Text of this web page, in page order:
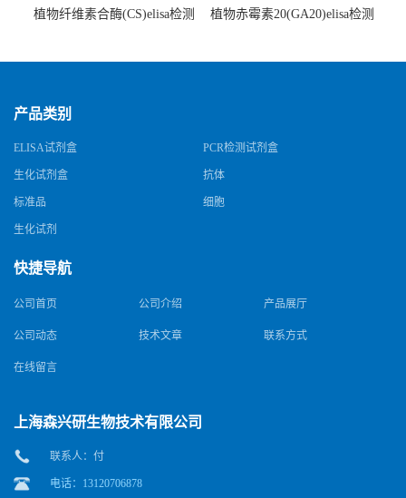
植物纤维素合酶(CS)elisa检测
植物赤霉素20(GA20)elisa检测
产品类别
ELISA试剂盒 PCR检测试剂盒
生化试剂盒 抗体
标准品 细胞
生化试剂
快捷导航
公司首页 公司介绍 产品展厅
公司动态 技术文章 联系方式
在线留言
上海森兴研生物技术有限公司
联系人：付
电话：13120706878